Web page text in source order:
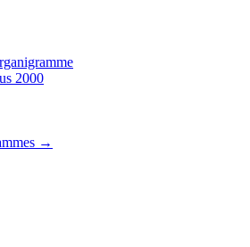
2000
→